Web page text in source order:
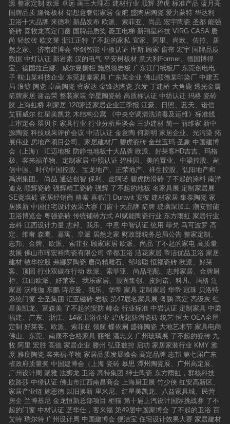
源 整家定制 欧派 卓远 画王大理石 建材行业 顺辉 碧虎 标准产品 蓝月亮
国牌品质 隆饰板材 铝想意奢铝家居 金舵 盛陶居陶瓷 爱力蒙特 华达利
卫浴十大品牌 来德利 新品发布 欧派、索菲亚、尚品 宏宇陶瓷 圣都 能强
瓷砖 喜牧龙高定门窗 国牌品质奖 菱王电梯 新翔星科技 VIRG CASA 唐
尚 轻纹砖 欧文莱 浙江正特 了不起的家私 宜家、阿里、尚欧、佐拉、居
然之家、
济南建博会 华剑智能 中板认证 库斯 顾家 窗帘 宏宇 国牌品质
数据 中灯认证 新岩素 汉的电气 平安树板材 意大利Former、德国博得
宝、德国拉丘娜、威尔曼橱柜 施恩德岩板 广东江门纸板厂 东莞创电电
子 鞍山某科技企业 东莞超泰家具 广东某企业 佛山顺德某印染厂 中建五
局 浪鲸 陶瓷 卓高陶瓷 壹家达 金锋达陶瓷 兴发 丁建桥 大角鹿 透光金属
箭牌家居 谢岳荣 整装家装 华星陶瓷砖 高质标认证 中纺认证 玛格 瓷砖
胶 上海虹桥 利家居 120家泛家居企业三季报 江豪、日照、蓝天、诺信
艾丽威尔 红星美凯龙 木结构公寓
《中央空调清洗消毒及运维》标准线
上审定会 翠贝卡 家具行业 行业分析座谈会 三协建材 简一 丽维家 新中
源陶瓷 科技成果评价会议 中洁认证 金意陶 何新明 家居企业、光污染 拓
展伟业 房地产项目公司、家居建材厂 碧虎瓷砖 金丝玉玛 圣象 中国建博
会（上海）
汇迈地板 防静电地板十大品牌 欧派、好莱客HD吉吉、玛格
极、客来福革物、定制家居 中照认证 碧桂园、美的置业、中梁控股、融
信中国、时代中国控股、宝龙地产、正荣地产、祥生控股、弘阳地产和
禹洲集团。
尚品 通达创智 保利、皮阿诺 碧虎防滑砖 了不起的涂料 南洋
迪克 顺辉瓷砖 强辉精工瓷砖 强辉 了不起的地板 名家具展 定制家居展
SE瓷墙砖 家居经销商 格泰 喜临门 Duravit 安彼 建材家居 集泰陶瓷 家
居换新 中国住宅设计效果大赛 门窗十大品牌 箭牌 玻璃深加工 潮安智能
卫浴博览会 粤强瓷砖 传统铺砖方式 AI赋能陶瓷行业 东方雨虹 家居行业
金科 江西设计力量 志邦、我乐、中意 中智认证 统用 菲梵 马可波罗 高
定、维奢 森鹰、嘉寓、皇派 居然之家 财政部税务总局公告 整家定制、
志邦、金牌、欧派、索菲亚 顾家家居 欧派、尚品 了不起的家电 高质量
发展 佛山市晖宏裕陶瓷有限公司 帝都卫浴 洁花家居 帝洁优品卫浴 家居
建材 敏华控股 弗娜罗陶瓷 唐尚精雕石、邹培聪 恒福瓷砖 欧派、好莱
客、顶固 行业双碳在行动 欧派、索菲亚、尚品宅配、志邦家居、金牌厨
柜、江山欧派、好莱客、我乐家居、顶固集创、皮阿诺、科凡、玛格 泛
家居 沃维伽 东鹏 诗尼曼、我乐、华帝 家具 定制家居 华帝 冠珠 贝洛特
系统门窗 全圣集团 汇亚磁砖 岩板 第47届名家具展 粤鹏 高定 高级灰 红
星美凯龙、富森美 了不起的安防 峰会 行业标准 中岩认证 定制家具 中梁
福建、广东、浙江、14家卫浴企业 碧虎超防滑瓷砖 统艺 恒大 OEA全屋
定制 好莱客、欧派、索菲亚 领航 蝶依斓 盛锋陶瓷 大地艺术节 家具电商
佛山、东莞、南康不合格家具 丽维 潘忠义 广州玻璃展 了不起的瓷砖 九
牧 阿里 宏胜 高德 家居企业 滕州 弘亚数控 启功 家居家装行业 KMY 雅
度 雅度陶瓷 客来福·革物 家居品质发展峰会 高定品牌 志邦 第七届广东
省政府质量奖 中国建博会（上海 瓷砖 慕思 潭州陶瓷展、广州高定展、
广州设计周 派雅 法狮龙 卫浴 高特集团 绅士陶瓷 东方雨虹，群核科技
欧路莎 中绿认证 佛山市江西南昌商会 上海厨卫展 竹少侠 红安高新区、
家居产业链 施恩德 以旧换新 里米尼、红星美凯龙、八益家具城、民营
房企 兰博基尼 金龙恒新总部项目 柜猫 第十届上汽设计国际挑战赛 了不
起的门窗 中材认证 芝华仕，客来福 第49届中国家博会 了不起的卫浴 百
艾特 瑞尔特 广州设计周 中国建博会 便洁宝 住宅设计效果大赛 家居建材